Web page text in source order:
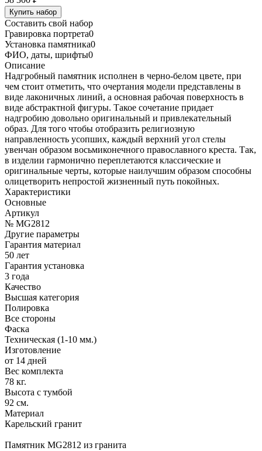
Купить набор
Составить свой набор
Гравировка портрета0
Установка памятника0
ФИО, даты, шрифты0
Описание
Надгробный памятник исполнен в черно-белом цвете, при
чем стоит отметить, что очертания модели представлены в
виде лаконичных линий, а основная рабочая поверхность в
виде абстрактной фигуры. Такое сочетание придает
надгробию довольно оригинальный и привлекательный
образ. Для того чтобы отобразить религиозную
направленность усопших, каждый верхний угол стелы
увенчан образом восьмиконечного православного креста. Так,
в изделии гармонично переплетаются классические и
оригинальные черты, которые наилучшим образом способны
олицетворить непростой жизненный путь покойных.
Характеристики
Основные
Артикул
№ MG2812
Другие параметры
Гарантия материал
50 лет
Гарантия установка
3 года
Качество
Высшая категория
Полировка
Все стороны
Фаска
Техническая (1-10 мм.)
Изготовление
от 14 дней
Вес комплекта
78 кг.
Высота с тумбой
92 см.
Материал
Карельский гранит
Памятник MG2812 из гранита